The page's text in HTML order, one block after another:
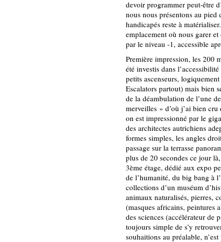
devoir programmer peut-être
nous nous présentons au
handicapés reste à
emplacement où nous garer
par le niveau -1, accessible
Première impression, les 200
été investis dans
petits ascenseurs,
Escalators partout) mais bien
de la déambulation de l’une
merveilles » d’où j’ai bien
on est impressionné par le
des architectes autrichiens
formes simples, les angles
passage sur la terrasse
plus de 20 secondes ce jour
3ème étage, dédié aux expo
de l’humanité, du big bang à
collections d’un muséum
animaux naturalisés, pierres,
(masques africains, peintures
des sciences (accélérateur
toujours simple de s’y
souhaitions au préalable,